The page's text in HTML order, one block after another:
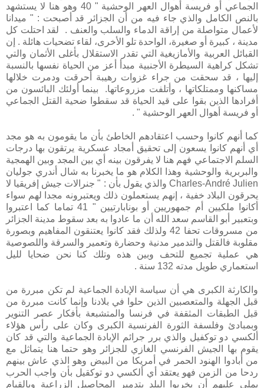
الجماعي أو فريسة أهوال العهر الوحشية " 40 وهو هنا لا يستشهد
بالنص الكامل والذي جاء فيه من أن الجزائر قد أصبحت : " ميدانا
لأعمال متواصلة من إراقة الدماء والسلب والعنف . لقد احتلت كل
مدينة ، كبيرة أو صغيرة، الواحدة تلو الأخرى، لقاء تضحيات هائلة . إن
القبائل العربية والأمازيغية التي تقدر الاستقلال بأغلى الأثمان والتي
تشكل كراهية السيطرة الأجنبية مبدأ أعز من الحياة نفسها بالنسبة
إليها ، قد سحقت من جراء غزوات رهيبة أحرقت ودمرت خلالها
مساكنها وممتلكاتها ، وأتلفت مزروعاتها. بينما أولئك البائسون من
أفرادها الذين بقوا على قيد الحياة قد سقطوا ضحية القتل الجماعي
أو فريسة أهوال العهر الوحشية " .
كما أنهم كانوا وحسب اعتقادهم الخاطئ بأن ما يقومون به هو مجد
أي أنهم كانوا يسعون إلى تحقيق أمجاد عسكرية يرتقون بها درجات
السلم الاجتماعي فهم هنا لا يفرقون بينه أي بين المجد وبين الهمجية
والبربرية والوحشية وهذا الكلام هو ما يخبرنا به شال أندري جوليان
Charles-André Julien والذي يقول بأن : " جنرالات جيش إفريقيا لا
يحرقون البلاد خفية ، إنهم يستعملون ذلك ويعتبرونه مجدا لهم سواء
أكانوا ملكيين أم جمهوريين أو بونابارتيين " 41 تماما كما اعتبروا
وبتعبير أبو القاسم سعد الله أن ما عادوا به بعد سقوط مدينة الجزائر
من مسروقات تحفا 42 ولذلك فقد كانوا يعتنقون المفاهيم وبصورة
مقلوبة فالقتل والتدمير مدنية وحضارة وتعمير والسرقة واللصوصية
هي عملية تجميع للتحف وبين هذه وتلك كنا نحن ضحايا لليل
استعماري طويل مدته 132 سنة .
والكارثة الكبرى هي أن سياسة الإبادة الجماعية لم تكن مبررة من
قبل الجهلة والمتعصبين الذين حلوا في بلادنا وإنما كانت مبررة من
قبل الطبقات المثقفة في فرنسا والمتشبعة بأفكار عصر التنوير
وبمبادئ وفلسفة الثورة الفرنسية الكبرى وكان على رأس هؤلاء
ألكسي دو توكفيل والذي برر جرائم الإبادة الجماعية والتي قد كان
يقوم بها الجيش الفرنسي الغازي للجزائر وهو حتما هنا يتماثل مع
من أبادوا الهنود الحمر في أمريكا من البيض وهو الذي عاش بينهم
ردحا من الزمن فهو يعتقد أي ألكسي دو توكقيل بأن واجب الحرب
يملي عليهم أن يخربوا البلد بتدمير المحاصيل الزراعية وبالقيام